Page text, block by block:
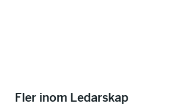
Fler inom Ledarskap